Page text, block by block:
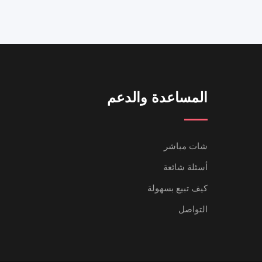
المساعدة والدعم
شات مباشر
أسئلة شائعة
كيف تبيع بسهولة
التواصل